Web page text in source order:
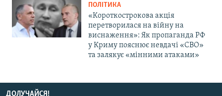
ПОЛІТИКА
«Короткострокова акція
перетворилася на війну на
виснаження»: Як пропаганда РФ
у Криму пояснює невдачі «СВО»
та залякує «мінними атаками»
ДОЛУЧАЙСЯ!